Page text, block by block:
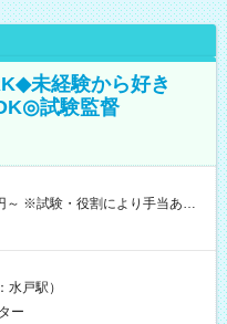
未経験から好き
試験監督
給（前払い）オプションあ
ら1週間ほどで給与の一部を受け
（休憩1時間） 時給1,300円
※当日の役割により時給＋100
13:30（休憩なし） 時給1,300
戸駅）
ー